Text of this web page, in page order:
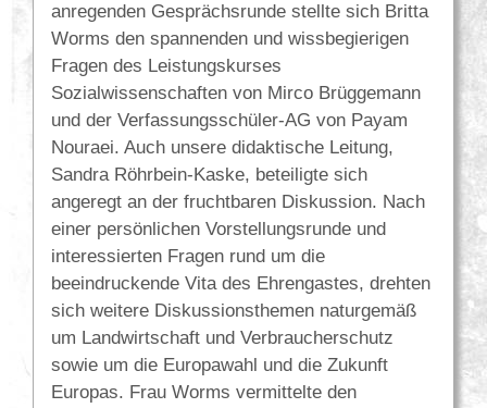
anregenden Gesprächsrunde stellte sich Britta
Worms den spannenden und wissbegierigen
Fragen des Leistungskurses
Sozialwissenschaften von Mirco Brüggemann
und der Verfassungsschüler-AG von Payam
Nouraei. Auch unsere didaktische Leitung,
Sandra Röhrbein-Kaske, beteiligte sich
angeregt an der fruchtbaren Diskussion. Nach
einer persönlichen Vorstellungsrunde und
interessierten Fragen rund um die
beeindruckende Vita des Ehrengastes, drehten
sich weitere Diskussionsthemen naturgemäß
um Landwirtschaft und Verbraucherschutz
sowie um die Europawahl und die Zukunft
Europas. Frau Worms vermittelte den